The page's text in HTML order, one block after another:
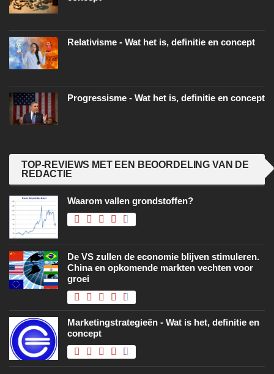
Relativisme - Wat het is, definitie en concept
Progressisme - Wat het is, definitie en concept
TOP-REVIEWS MET EEN BEOORDELING VAN DE
REDACTIE
Waarom vallen grondstoffen?
De VS zullen de economie blijven stimuleren.
China en opkomende markten vechten voor
groei
Marketingstrategieën - Wat is het, definitie en
concept